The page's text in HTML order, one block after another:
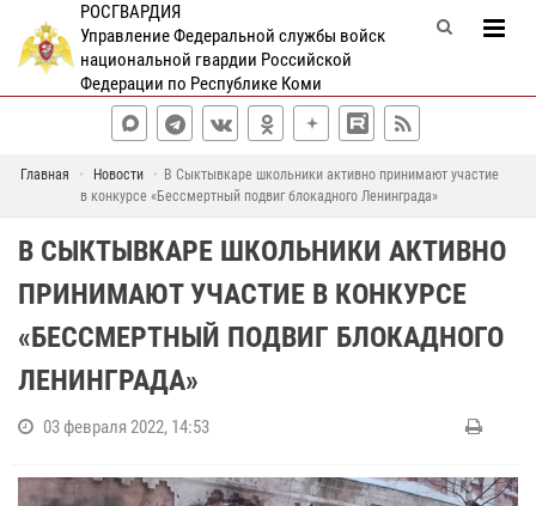
РОСГВАРДИЯ
Управление Федеральной службы войск
национальной гвардии Российской
Федерации по Республике Коми
Главная Новости
В Сыктывкаре школьники активно принимают участие
в конкурсе «Бессмертный подвиг блокадного Ленинграда»
В СЫКТЫВКАРЕ ШКОЛЬНИКИ АКТИВНО
ПРИНИМАЮТ УЧАСТИЕ В КОНКУРСЕ
«БЕССМЕРТНЫЙ ПОДВИГ БЛОКАДНОГО
ЛЕНИНГРАДА»
03 февраля 2022, 14:53